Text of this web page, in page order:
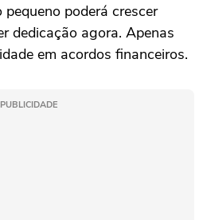
poderá crescer
dedicação agora. Apenas
em acordos financeiros.
PUBLICIDADE